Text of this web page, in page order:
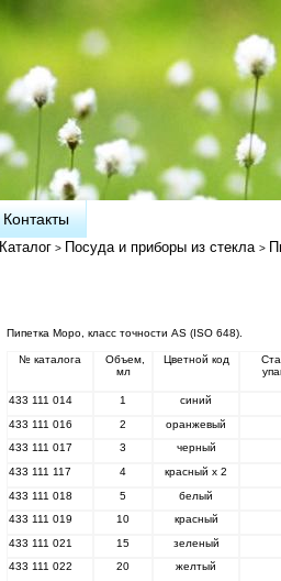
Контакты
Каталог > Посуда и приборы из стекла >
Пипетка Моро, класс точности AS (ISO 648).
№ каталога
Объем,
мл
Цветной код
433 111 014 1
синий
433 111 016
2
оранжевый
433 111 017
3
черный
433 111 117
4
красный х 2
433 111 018
5
белый
433 111 019
10
красный
433 111 021
15
зеленый
433 111 022
20
желтый